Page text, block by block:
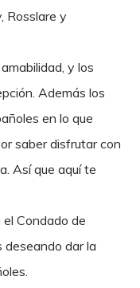
Rosslare y
y los
Además los
ñoles en lo que
saber disfrutar con
Así que aquí te
Condado de
dar la